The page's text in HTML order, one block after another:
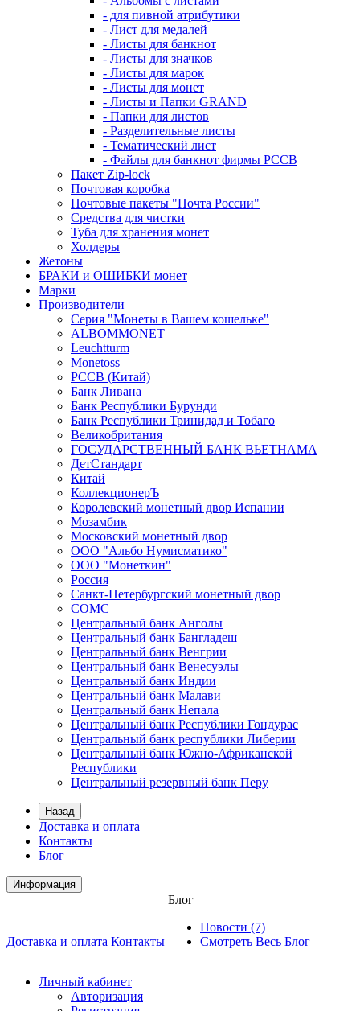
- для пивной атрибутики
- Лист для медалей
- Листы для банкнот
- Листы для значков
- Листы для марок
- Листы для монет
- Листы и Папки GRAND
- Папки для листов
- Разделительные листы
- Тематический лист
- Файлы для банкнот фирмы PCCB
Пакет Zip-lock
Почтовая коробка
Почтовые пакеты "Почта России"
Средства для чистки
Туба для хранения монет
Холдеры
Жетоны
БРАКИ и ОШИБКИ монет
Марки
Производители
Серия "Монеты в Вашем кошельке"
ALBOMMONET
Leuchtturm
Monetoss
PCCB (Китай)
Банк Ливана
Банк Республики Бурунди
Банк Республики Тринидад и Тобаго
Великобритания
ГОСУДАРСТВЕННЫЙ БАНК ВЬЕТНАМА
ДетСтандарт
Китай
КоллекционерЪ
Королевский монетный двор Испании
Мозамбик
Московский монетный двор
ООО "Альбо Нумисматико"
ООО "Монеткин"
Россия
Санкт-Петербургский монетный двор
СОМС
Центральный банк Анголы
Центральный банк Бангладеш
Центральный банк Венгрии
Центральный банк Венесуэлы
Центральный банк Индии
Центральный банк Малави
Центральный банк Непала
Центральный банк Республики Гондурас
Центральный банк республики Либерии
Центральный банк Южно-Африканской
Республики
Центральный резервный банк Перу
Назад
Доставка и оплата
Контакты
Блог
Информация
Доставка и оплата Контакты
Блог
Новости (7)
Смотреть Весь Блог
Личный кабинет
Авторизация